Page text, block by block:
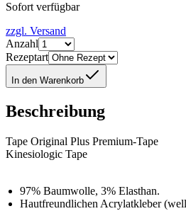
Sofort verfügbar
zzgl. Versand
Anzahl
Rezeptart
In den Warenkorb
Beschreibung
Tape Original Plus Premium-Tape
Kinesiologic Tape
97% Baumwolle, 3% Elasthan.
Hautfreundlichen Acrylatkleber